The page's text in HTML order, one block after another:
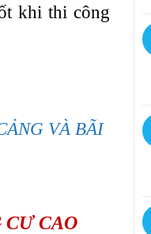
khi thi công
VÀ BÃI
CAO